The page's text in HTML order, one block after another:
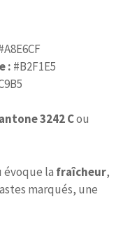
: #B2F1E5
3242 Cou
évoque la fraîcheur,
marqués, une